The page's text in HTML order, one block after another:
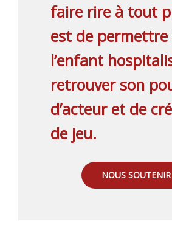
faire rire à tout
est de permettre
l’enfant
retrouver son
d’acteur et de
de jeu.
NOUS SOUTENIR